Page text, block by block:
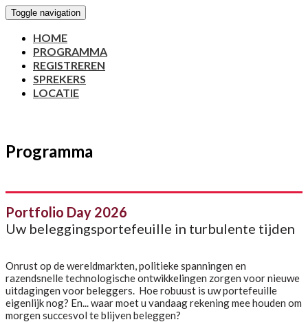
Toggle navigation
HOME
PROGRAMMA
REGISTREREN
SPREKERS
LOCATIE
Programma
Portfolio Day 2026
Uw beleggingsportefeuille in turbulente tijden
Onrust op de wereldmarkten, politieke spanningen en
razendsnelle technologische ontwikkelingen zorgen voor nieuwe
uitdagingen voor beleggers. Hoe robuust is uw portefeuille
eigenlijk nog? En... waar moet u vandaag rekening mee houden om
morgen succesvol te blijven beleggen?